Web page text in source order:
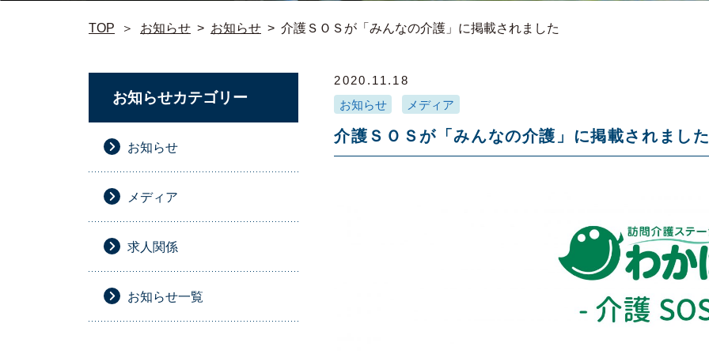
TOP ＞ お知らせ > お知らせ > 介護ＳＯＳが「みんなの介護」に掲載されました
2020.11.18
お知らせ
メディア
介護ＳＯＳが「みんなの介護」に掲載されまし
お知らせカテゴリー
お知らせ
メディア
求人関係
お知らせ一覧